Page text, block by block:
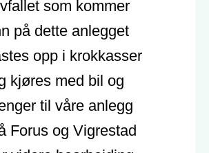
som kommer
på dette anlegget
opp i krokkasser
kjøres med bil og
til våre anlegg
Forus og Vigrestad